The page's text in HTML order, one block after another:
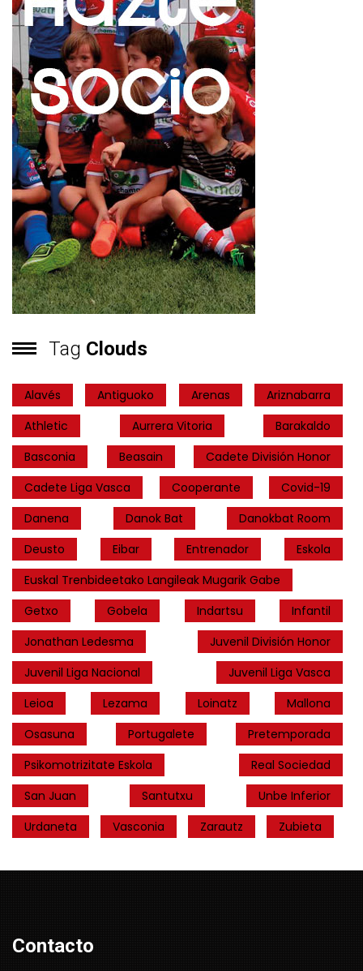
Tag Clouds
Alavés Antiguoko Arenas
Ariznabarra
Athletic
Aurrera Vitoria
Barakaldo
Basconia
Beasain
Cadete División Honor
Cadete Liga Vasca
Cooperante
Covid-19
Danena
Danok Bat
Danokbat Room
Deusto
Eibar Entrenador
Eskola
Euskal Trenbideetako Langileak Mugarik Gabe
Getxo
Gobela Indartsu
Infantil
Jonathan Ledesma
Juvenil División Honor
Juvenil Liga Nacional
Juvenil Liga Vasca
Leioa
Lezama Loinatz
Mallona
Osasuna
Portugalete
Pretemporada
Psikomotrizitate Eskola
Real Sociedad
San Juan
Santutxu
Unbe Inferior
Urdaneta
Vasconia Zarautz Zubieta
Contacto